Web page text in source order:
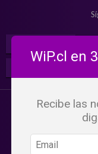
WiP.cl en
Recibe las